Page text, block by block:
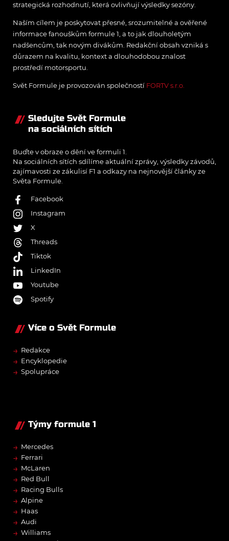
strategická rozhodnutí, která ovlivňují výsledky sezóny.
Naším cílem je poskytovat přesné, srozumitelné a ověřené
informace fanouškům formule 1, a to jak dlouholetým
nadšencům, tak novým divákům. Redakční obsah vzniká s
důrazem na kvalitu, kontext a dlouhodobou znalost
prostředí motorsportu.
Svět Formule je provozován společností FORTV s.r.o.
Sledujte Svět Formule
na sociálních sítích
Buďte v obraze o dění ve formuli 1.
Na sociálních sítích sdílíme aktuální zprávy, výsledky závodů,
zajímavosti ze zákulisí F1 a odkazy na nejnovější články ze
Světa Formule.
Facebook
Instagram
X
Threads
Tiktok
LinkedIn
Youtube
Spotify
Více o Svět Formule
→ Redakce
→ Encyklopedie
→ Spolupráce
Týmy formule 1
→ Mercedes
→ Ferrari
→ McLaren
→ Red Bull
→ Racing Bulls
→ Alpine
→ Haas
→ Audi
→ Williams